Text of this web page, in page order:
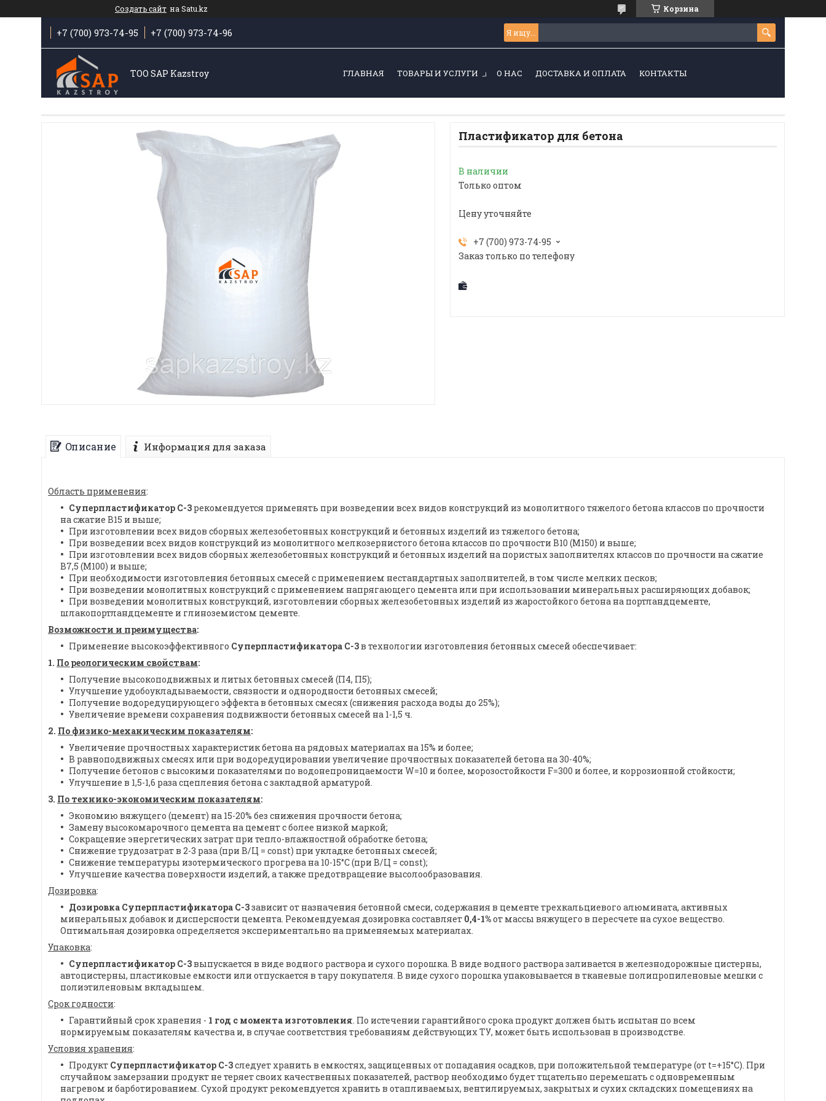
Создать сайт на Satu.kz Корзина
+7 (700) 973-74-95 +7 (700) 973-74-96
ТОО SAP Kazstroy ГЛАВНАЯ ТОВАРЫ И УСЛУГИ О НАС ДОСТАВКА И ОПЛАТА КОНТАКТЫ
Пластификатор для бетона
В наличии
Только оптом
Цену уточняйте
+7 (700) 973-74-95
Заказ только по телефону
Описание Информация для заказа
Область применения:
Суперпластификатор С-3 рекомендуется применять при возведении всех видов конструкций из монолитного тяжелого бетона классов по прочности
на сжатие В15 и выше;
При изготовлении всех видов сборных железобетонных конструкций и бетонных изделий из тяжелого бетона;
При возведении всех видов конструкций из монолитного мелкозернистого бетона классов по прочности В10 (М150) и выше;
При изготовлении всех видов сборных железобетонных конструкций и бетонных изделий на пористых заполнителях классов по прочности на сжатие
В7,5 (М100) и выше;
При необходимости изготовления бетонных смесей с применением нестандартных заполнителей, в том числе мелких песков;
При возведении монолитных конструкций с применением напрягающего цемента или при использовании минеральных расширяющих добавок;
При возведении монолитных конструкций, изготовлении сборных железобетонных изделий из жаростойкого бетона на портландцементе,
шлакопортландцементе и глиноземистом цементе.
Возможности и преимущества:
Применение высокоэффективного Суперпластификатора С-3в технологии изготовления бетонных смесей обеспечивает:
1. По реологическим свойствам:
Получение высокоподвижных и литых бетонных смесей (П4, П5);
Улучшение удобоукладываемости, связности и однородности бетонных смесей;
Получение водоредуцирующего эффекта в бетонных смесях (снижения расхода воды до 25%);
Увеличение времени сохранения подвижности бетонных смесей на 1-1,5 ч.
2. По физико-механическим показателям:
Увеличение прочностных характеристик бетона на рядовых материалах на 15% и более;
В равноподвижных смесях или при водоредуцировании увеличение прочностных показателей бетона на 30-40%;
Получение бетонов с высокими показателями по водонепроницаемости W=10 и более, морозостойкости F=300 и более, и коррозионной стойкости;
Улучшение в 1,5-1,6 раза сцепления бетона с закладной арматурой.
3. По технико-экономическим показателям:
Экономию вяжущего (цемент) на 15-20% без снижения прочности бетона;
Замену высокомарочного цемента на цемент с более низкой маркой;
Сокращение энергетических затрат при тепло-влажностной обработке бетона;
Снижение трудозатрат в 2-3 раза (при В/Ц = const) при укладке бетонных смесей;
Снижение температуры изотермического прогрева на 10-15°С (при В/Ц = const);
Улучшение качества поверхности изделий, а также предотвращение высолообразования.
Дозировка:
Дозировка Суперпластификатора С-3зависит от назначения бетонной смеси, содержания в цементе трехкальциевого алюмината, активных
минеральных добавок и дисперсности цемента. Рекомендуемая дозировка составляет 0,4-1%от массы вяжущего в пересчете на сухое вещество.
Оптимальная дозировка определяется экспериментально на применяемых материалах.
Упаковка:
Суперпластификатор С-3выпускается в виде водного раствора и сухого порошка. В виде водного раствора заливается в железнодорожные цистерны,
автоцистерны, пластиковые емкости или отпускается в тару покупателя. В виде сухого порошка упаковывается в тканевые полипропиленовые мешки с
полиэтиленовым вкладышем.
Срок годности:
Гарантийный срок хранения - 1 год с момента изготовления. По истечении гарантийного срока продукт должен быть испытан по всем
нормируемым показателям качества и, в случае соответствия требованиям действующих ТУ, может быть использован в производстве.
Условия хранения:
Продукт Суперпластификатор С-3следует хранить в емкостях, защищенных от попадания осадков, при положительной температуре (от t=+15°С). При
случайном замерзании продукт не теряет своих качественных показателей, раствор необходимо будет тщательно перемешать с одновременным
нагревом и барботированием. Сухой продукт рекомендуется хранить в отапливаемых, вентилируемых, закрытых и сухих складских помещениях на